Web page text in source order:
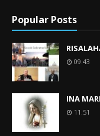
Popular Posts
09.43
INA
11.51